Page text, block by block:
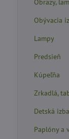
Obrazy,
Obývacia
Lampy
Predsieň
Kúpeľňa
Zrkadlá,
Detská izba
Paplóny a